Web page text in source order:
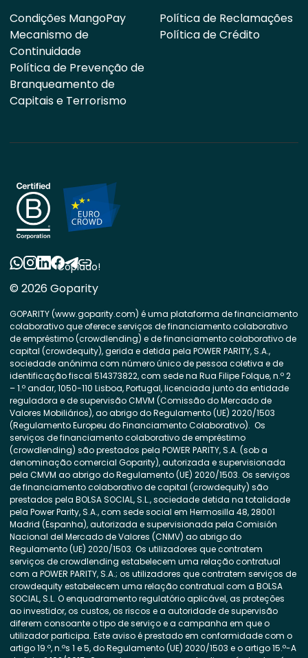
Condições MangoPay
Mecanismo de
Continuidade
Política de Prevenção de
Branqueamento de
Capitais e Terrorismo
Política de Reclamações
Política de Crédito
© 2026 Goparity
GOPARITY (www.goparity.com) é uma plataforma de financiamento
colaborativo que oferece serviços de financiamento colaborativo
de empréstimo (crowdlending) e de financiamento colaborativo de
capital (crowdequity), gerida e detida pela POWER PARITY, S.A.,
sociedade anónima com número único de pessoa coletiva e de
identificação fiscal 514373822, com sede na Rua Filipe Folque, n.º 2
– 1.º andar, 1050-110 Lisboa, Portugal, licenciada junto da entidade
reguladora e de supervisão CMVM (Comissão do Mercado de
Valores Mobiliários), ao abrigo do Regulamento (UE) 2020/1503
(Regulamento Europeu do Financiamento Colaborativo). Os
serviços de financiamento colaborativo de empréstimo
(crowdlending) são prestados pela POWER PARITY, S.A. (sob a
denominação comercial Goparity), autorizada e supervisionada
pela CMVM ao abrigo do Regulamento (UE) 2020/1503. Os serviços
de financiamento colaborativo de capital (crowdequity) são
prestados pela BOLSA SOCIAL, S.L., sociedade detida na totalidade
pela Power Parity, S.A., com sede social em Hermosilla 48, 28001
Madrid (Espanha), autorizada e supervisionada pela Comisión
Nacional del Mercado de Valores (CNMV) ao abrigo do
Regulamento (UE) 2020/1503. Os utilizadores que contratem
serviços de crowdlending estabelecem uma relação contratual
com a POWER PARITY, S.A.; os utilizadores que contratem serviços de
crowdequity estabelecem uma relação contratual com a BOLSA
SOCIAL, S.L. O enquadramento regulatório aplicável, as proteções
ao investidor, os custos, os riscos e a autoridade de supervisão
diferem consoante o tipo de serviço e a campanha em que o
utilizador participa. Este aviso é prestado em conformidade com o
artigo 19.º, n.ºs 1 e 5, do Regulamento (UE) 2020/1503 e o artigo 15.º-A
Copiado!